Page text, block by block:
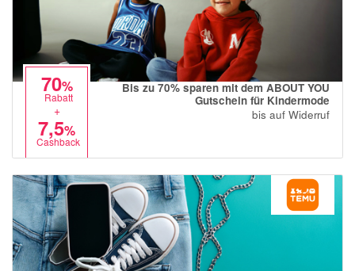
70%
Rabatt
+
7,5%
Cashback
Bis zu 70% sparen mit dem ABOUT YOU
Gutschein für Kindermode
bis auf Widerruf